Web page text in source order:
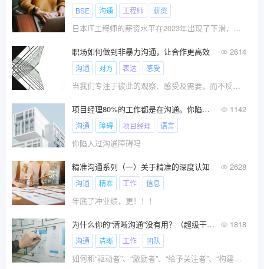
BSE 沟通 工程师 薪资
日本IT工程师的薪资水平在2023年出现了下滑，并首次被中国超越。
职场如何做到非暴力沟通，让合作更高效 2614
沟通 对方 表达 感受
当我们专注于彼此的观察、感受及需要，而不反驳他人，我们便能发现内心的柔情，对自己和他人产生全新的体会。这就是非暴力沟通。非暴力沟通可以更好的审视自己，也能够让自己了解到，沟通既是一种谈话技巧，更是一种思维方式，侧重挖掘语言所蕴含的情感与期望
项目经理80%的工作都是在沟通。你陷入过沟通障碍吗？ 1142
沟通 障碍 项目经理 语言
你陷入过沟通障碍吗
精准沟通系列（一）关于精准的深度认知 2628
沟通 精准 工作 信息
年底了冲业绩，更！！！
为什么你的“清晰沟通”没有用？（超级干货，限时删除） 1818
沟通 清晰 工作 团队
如何和“驱动者”、“激励者”、“给予关注者”、“构建者”进行清晰沟通的方法。